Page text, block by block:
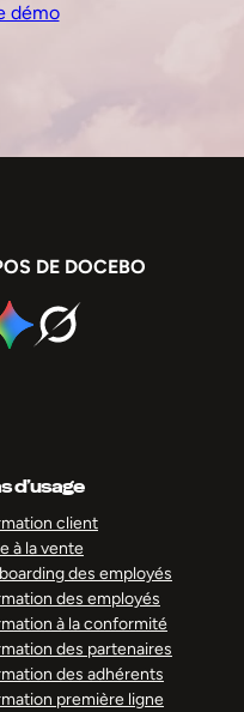
démo
DE DOCEBO
d’usage
client
à la vente
des employés
des employés
à la conformité
des partenaires
des adhérents
première ligne